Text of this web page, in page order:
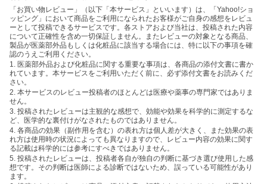
「お買い物レビュー」（以下「本サービス」といいます）は、「Yahoo!ショ
ッピング」において商品をご利用になられたお客様がご自身の感想をレビュ
ーとして投稿できるサービスです。各ストアおよび当社は、投稿された内容
について正確性を含め一切保証しません。またレビューの対象となる商品、
製品が医薬部外品もしくは化粧品に該当する場合には、特に以下の事項を確
認のうえご利用ください。
1. 医薬部外品および化粧品に関する重要な事項は、各商品の添付文書に書か
れています。本サービスをご利用いただく前に、必ず添付文書をお読みくだ
さい。
2. 本サービスのレビュー投稿者のほとんどは医療や薬事の専門家ではありま
せん。
3. 投稿されたレビューは主観的な感想で、効能や効果を科学的に測定するな
ど、医学的な裏付けがなされたものではありません。
4. 各商品の効果（副作用を含む）の表れ方は個人差が大きく、また効果の表
れ方は使用時の状況によっても異なりますので、レビュー内容の効果に関す
る記載は科学的には参考にすべきではありません。
5. 投稿されたレビューは、投稿者各自が独自の判断に基づき選び使用した感
想です。その判断は医師による診断ではないため、誤っている可能性があり
ます。